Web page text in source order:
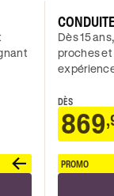
Dès 15
proches
DÈS
869
PROMO